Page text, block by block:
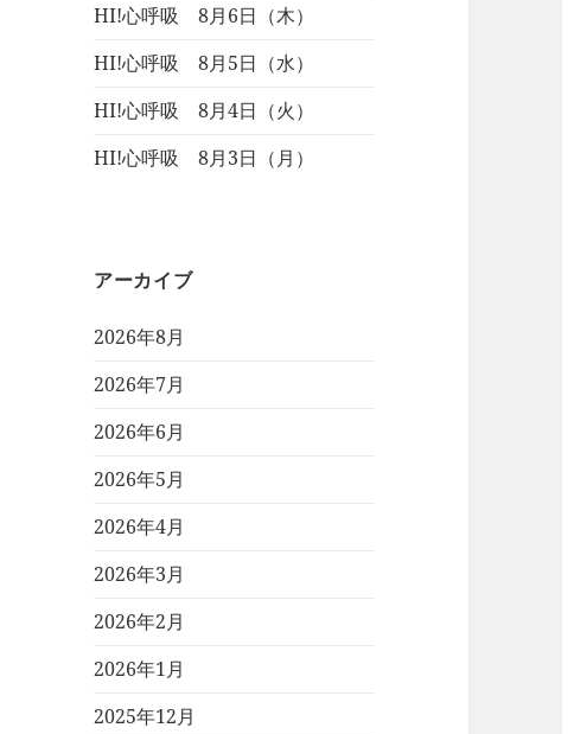
HI!心呼吸 8月6日（木）
HI!心呼吸 8月5日（水）
HI!心呼吸 8月4日（火）
HI!心呼吸 8月3日（月）
アーカイブ
2026年8月
2026年7月
2026年6月
2026年5月
2026年4月
2026年3月
2026年2月
2026年1月
2025年12月